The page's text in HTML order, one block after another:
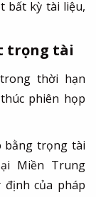
bất kỳ tài liệu,
trọng tài
thời hạn
phiên họp
bằng trọng tài
Miền Trung
định của pháp